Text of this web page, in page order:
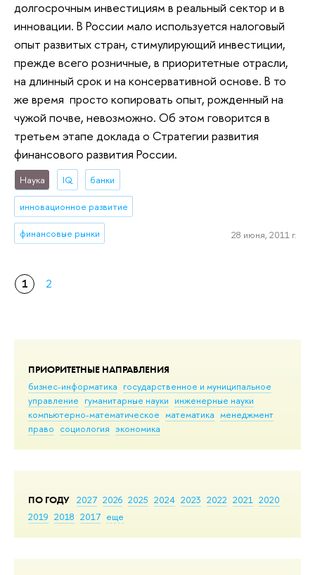
ПРИОРИТЕТНЫЕ НАПРАВЛЕНИЯ
бизнес-информатика государственное и муниципальное
управление гуманитарные науки инженерные науки
компьютерно-математическое математика менеджмент
право социология экономика
ПО ГОДУ 2027 2026 2025 2024 2023 2022 2021 2020
2019 2018 2017 еще
долгосрочным инвестициям в реальный сектор и в
инновации. В России мало используется налоговый
опыт развитых стран, стимулирующий инвестиции,
прежде всего розничные, в приоритетные отрасли,
на длинный срок и на консервативной основе. В то
же время просто копировать опыт, рожденный на
чужой почве, невозможно. Об этом говорится в
третьем этапе доклада о Стратегии развития
финансового развития России.
Наука IQ банки
инновационное развитие
финансовые рынки 28 июня, 2011 г.
1 2